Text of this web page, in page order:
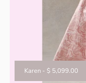
Karen - $ 5,099.00